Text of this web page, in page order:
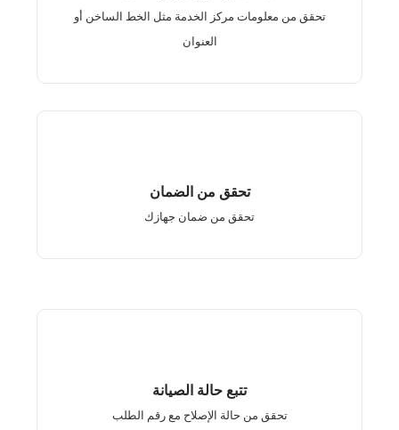
تحقق من معلومات مركز الخدمة مثل الخط الساخن أو
العنوان
تحقق من الضمان
تحقق من ضمان جهازك
تتبع حالة الصيانة
تحقق من حالة الإصلاح مع رقم الطلب